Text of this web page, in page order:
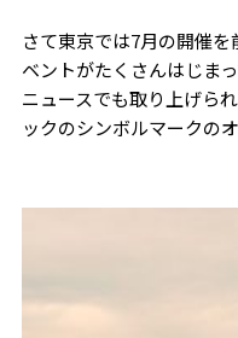
さて東京では7月の開催
ベントがたくさんはじまっ
ニュースでも取り上げら
ックのシンボルマークの